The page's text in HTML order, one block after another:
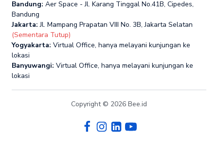
Bandung: Aer Space - Jl. Karang Tinggal No.41B, Cipedes,
Bandung
Jakarta: Jl. Mampang Prapatan VIII No. 3B, Jakarta Selatan
(Sementara Tutup)
Yogyakarta: Virtual Office, hanya melayani kunjungan ke
lokasi
Banyuwangi: Virtual Office, hanya melayani kunjungan ke
lokasi
Copyright © 2026 Bee.id